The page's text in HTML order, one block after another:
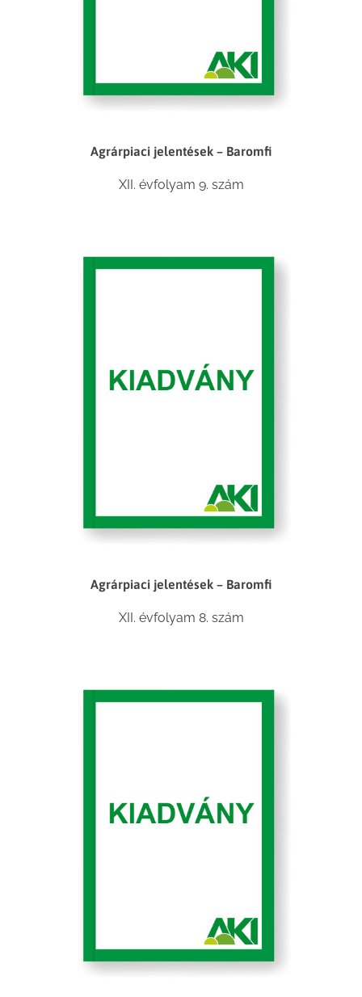
Agrárpiaci jelentések – Baromfi
XII. évfolyam 9. szám
Agrárpiaci jelentések – Baromfi
XII. évfolyam 8. szám